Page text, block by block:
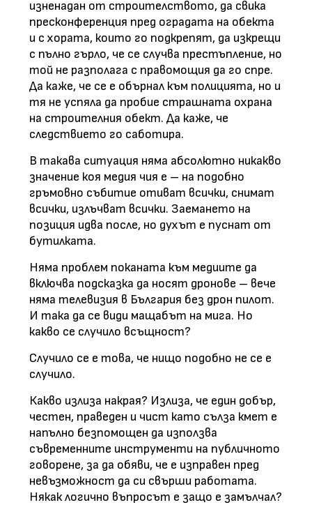
изненадан от строителството, да свика
пресконференция пред оградата на обекта
и с хората, които го подкрепят, да изкрещи
с пълно гърло, че се случва престъпление, но
той не разполага с правомощия да го спре.
Да каже, че се е обърнал към полицията, но и
тя не успяла да пробие страшната охрана
на строителния обект. Да каже, че
следствието го саботира.
В такава ситуация няма абсолютно никакво
значение коя медия чия е – на подобно
гръмовно събитие отиват всички, снимат
всички, излъчват всички. Заемането на
позиция идва после, но духът е пуснат от
бутилката.
Няма проблем поканата към медиите да
включва подсказка да носят дронове – вече
няма телевизия в България без дрон пилот.
И така да се види мащабът на мига. Но
какво се случило всъщност?
Случило се е това, че нищо подобно не се е
случило.
Какво излиза накрая? Излиза, че един добър,
честен, праведен и чист като сълза кмет е
напълно безпомощен да използва
съвременните инструменти на публичното
говорене, за да обяви, че е изправен пред
невъзможност да си свърши работата.
Някак логично въпросът е защо е замълчал?